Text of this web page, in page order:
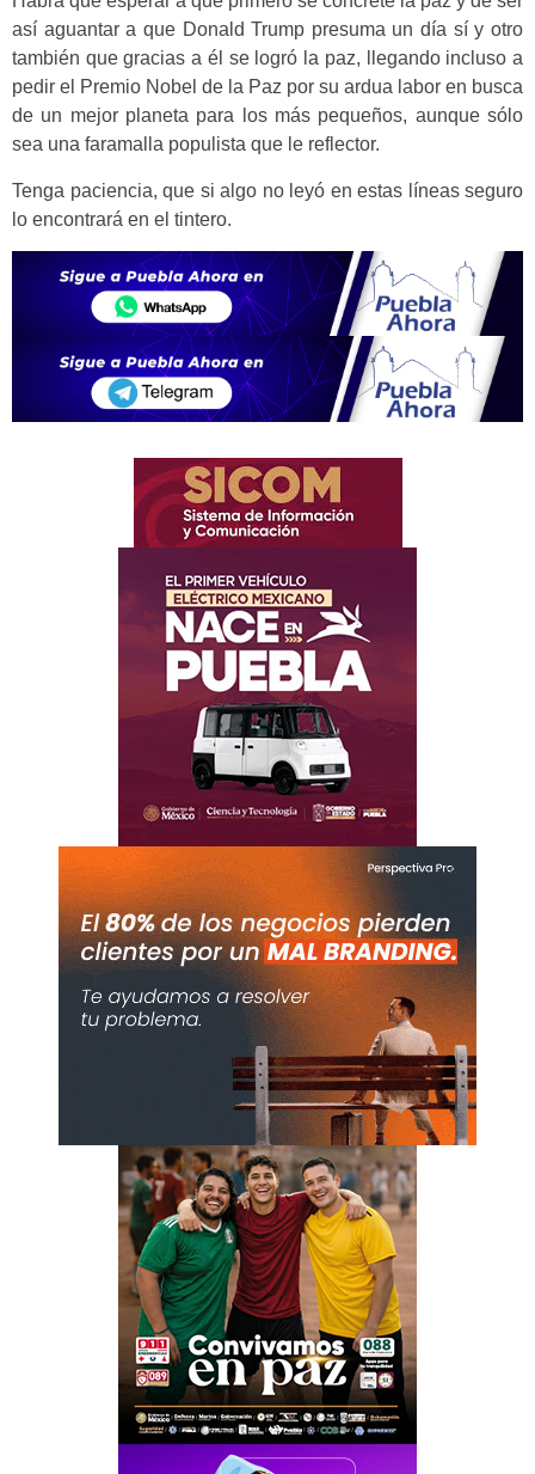
así aguantar a que Donald Trump presuma un día sí y otro
también que gracias a él se logró la paz, llegando incluso a
pedir el Premio Nobel de la Paz por su ardua labor en busca
de un mejor planeta para los más pequeños, aunque sólo
sea una faramalla populista que le reflector.
Tenga paciencia, que si algo no leyó en estas líneas seguro
lo encontrará en el tintero.